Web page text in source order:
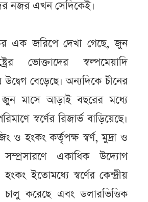
নজর এখন সেদিকেই।
এক জরিপে দেখা গেছে, জুন
ভোক্তাদের স্বল্পমেয়াদি
বেড়েছে। অন্যদিকে চীনের
জুন মাসে আড়াই বছরের মধ্যে
স্বর্ণের রিজার্ভ বাড়িয়েছে।
ও হংকং কর্তৃপক্ষ স্বর্ণ, মুদ্রা ও
একাধিক উদ্যোগ
ইতোমধ্যে স্বর্ণের কেন্দ্রীয়
চালু করেছে এবং ডলারভিত্তিক